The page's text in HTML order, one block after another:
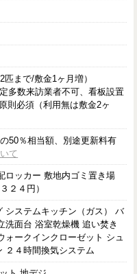
匹まで/敷金1ヶ月増）
多数来訪業者不可、看板設置
必須（利用無は敷金2ヶ
50％相当額、別途更新料有
て
ロッカー 敷地内ゴミ置き場
２４円）
システムキッチン（ガス） バ
洗面台 浴室乾燥機 追い焚き
ォークインクローゼット シュ
２４時間換気システム